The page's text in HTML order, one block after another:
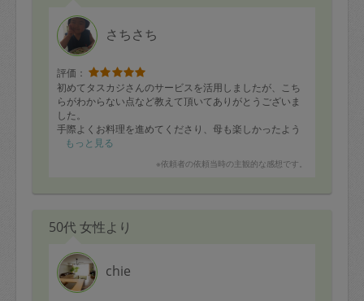
さちさち
評価：
初めてタスカジさんのサービスを活用しましたが、こち
らがわからない点など教えて頂いてありがとうございま
した。
手際よくお料理を進めてくださり、母も楽しかったよう
です。大変助かりました。週末美味しく頂きたいと思い
もっと見る
※依頼者の依頼当時の主観的な感想です。
50代 女性より
chie